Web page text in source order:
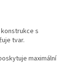
s
tvar.
maximální